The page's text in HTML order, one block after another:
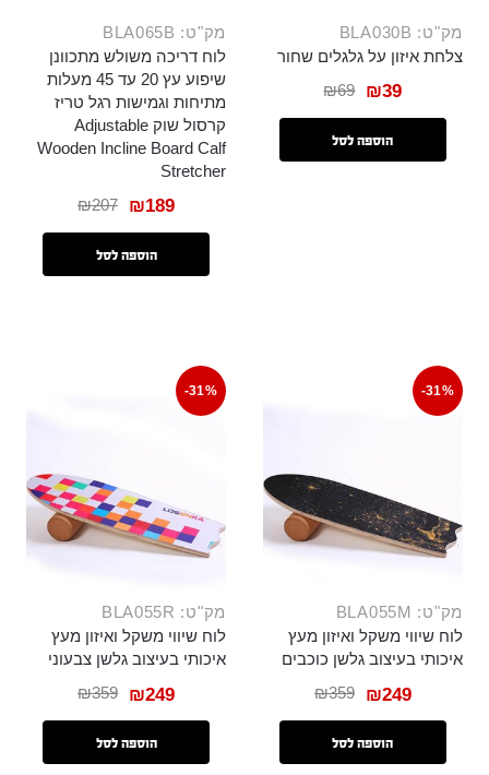
מק"ט: BLA030B
צלחת איזון על גלגלים שחור
₪69 ₪39
הוספה לסל
מק"ט: BLA065B
לוח דריכה משולש מתכוונן
שיפוע עץ 20 עד 45 מעלות
מתיחות וגמישות רגל טריז
קרסול שוק Adjustable
Wooden Incline Board Calf
Stretcher
₪207 ₪189
הוספה לסל
-31%
מק"ט: BLA055M
לוח שיווי משקל ואיזון מעץ
איכותי בעיצוב גלשן כוכבים
₪359 ₪249
הוספה לסל
-31%
מק"ט: BLA055R
לוח שיווי משקל ואיזון מעץ
איכותי בעיצוב גלשן צבעוני
₪359 ₪249
הוספה לסל